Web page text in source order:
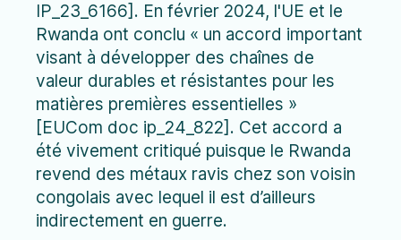
IP_23_6166]. En février 2024, l'UE et le
Rwanda ont conclu « un accord important
visant à développer des chaînes de
valeur durables et résistantes pour les
matières premières essentielles »
[EUCom doc ip_24_822]. Cet accord a
été vivement critiqué puisque le Rwanda
revend des métaux ravis chez son voisin
congolais avec lequel il est d’ailleurs
indirectement en guerre.